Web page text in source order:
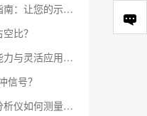
示波器更易于使用
比？
灵活应用指南
信号？
何测量信噪比？